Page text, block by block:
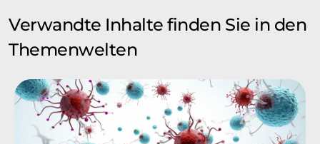
Verwandte Inhalte finden Sie in den
Themenwelten